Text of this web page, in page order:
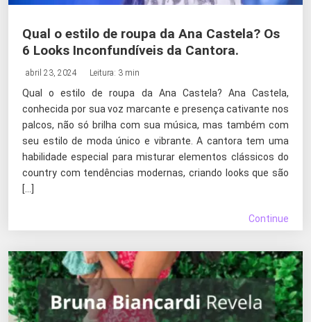
Qual o estilo de roupa da Ana Castela? Os
6 Looks Inconfundíveis da Cantora.
abril 23, 2024 Leitura: 3 min
Qual o estilo de roupa da Ana Castela? Ana Castela,
conhecida por sua voz marcante e presença cativante nos
palcos, não só brilha com sua música, mas também com
seu estilo de moda único e vibrante. A cantora tem uma
habilidade especial para misturar elementos clássicos do
country com tendências modernas, criando looks que são
[…]
Continue